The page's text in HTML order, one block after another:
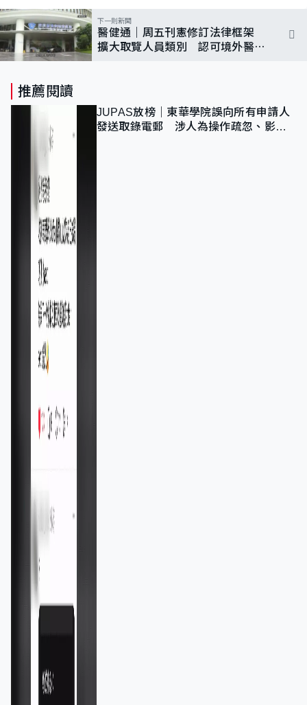
下一則新聞
醫健通｜周五刊憲修訂法律框架
擴大取覽人員類別 認可境外醫護
推薦閱讀
JUPAS放榜｜東華學院誤向所有申請人
發送取錄電郵 涉人為操作疏忽、影響